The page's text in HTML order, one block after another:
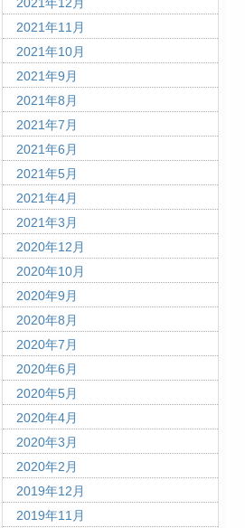
2021年11月
2021年10月
2021年9月
2021年8月
2021年7月
2021年6月
2021年5月
2021年4月
2021年3月
2020年12月
2020年10月
2020年9月
2020年8月
2020年7月
2020年6月
2020年5月
2020年4月
2020年3月
2020年2月
2019年12月
2019年11月